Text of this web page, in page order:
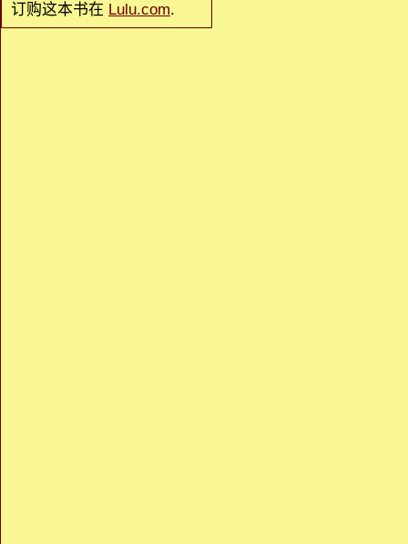
订购这本书在 Lulu.com.